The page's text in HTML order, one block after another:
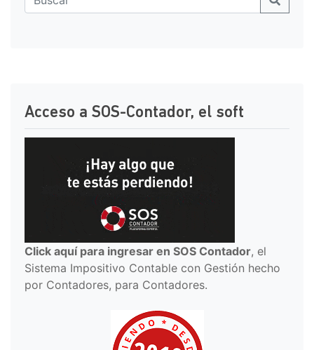
Acceso a SOS-Contador, el soft
Click aquí para ingresar en SOS Contador, el
Sistema Impositivo Contable con Gestión hecho
por Contadores, para Contadores.